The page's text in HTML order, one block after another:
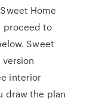
Home
proceed to
Sweet
interior
draw the plan